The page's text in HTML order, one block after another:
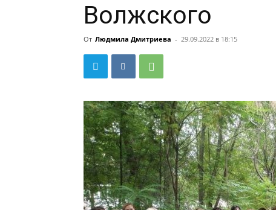
Волжского
От Людмила Дмитриева - 29.09.2022 в 18:15